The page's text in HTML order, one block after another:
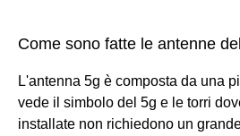
Come sono fatte le antenne
L'antenna 5g è composta da una
vede il simbolo del 5g e le torri
installate non richiedono un